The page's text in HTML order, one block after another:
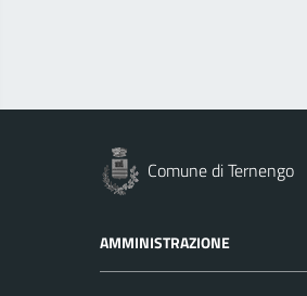
Comune di Ternengo
AMMINISTRAZIONE